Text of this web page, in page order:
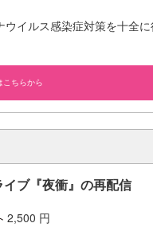
ウイルス感染症対策を十全
こちらから
ブ『夜衝』の再配信
2,500 円